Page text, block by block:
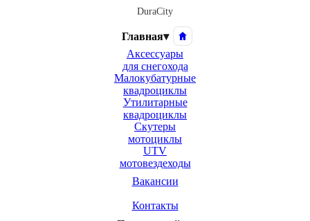
DuraCity
Главная▾
Аксессуары
для снегохода
Малокубатурные
квадроциклы
Утилитарные
квадроциклы
Скутеры
мотоциклы
UTV
мотовездеходы
Вакансии
Контакты